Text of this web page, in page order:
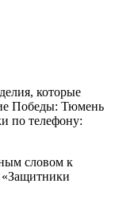
которые
Победы: Тюмень
по телефону:
словом к
«Защитники